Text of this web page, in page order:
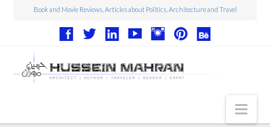
Book and Movie Reviews, Articles about Politics, Architecture and Travel